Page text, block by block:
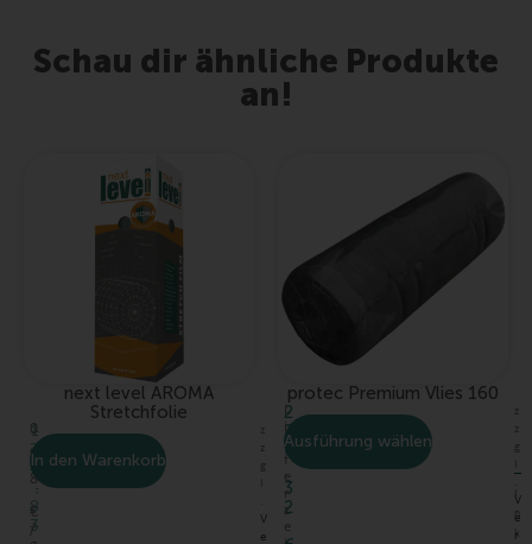
Schau dir ähnliche Produkte
an!
next level AROMA
Stretchfolie
1
3
9
,
8
3
0
,
0
8
€
/
In den Warenkorb
z
z
g
V
e
protec Premium Vlies 160
2
2
4
,
3
2
L
i
e
f
e
r
z
e
Ausführung wählen
–
n
k
z
z
g
V
e
r